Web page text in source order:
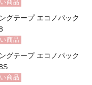
商品
グテープ エコノパック
商品
グテープ エコノパック
商品